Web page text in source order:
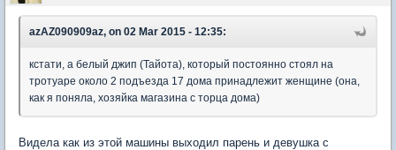
azAZ090909az, on 02 Mar 2015 - 12:35:
кстати, а белый джип (Тайота), который постоянно стоял на
тротуаре около 2 подъезда 17 дома принадлежит женщине (она,
как я поняла, хозяйка магазина с торца дома)
Видела как из этой машины выходил парень и девушка с